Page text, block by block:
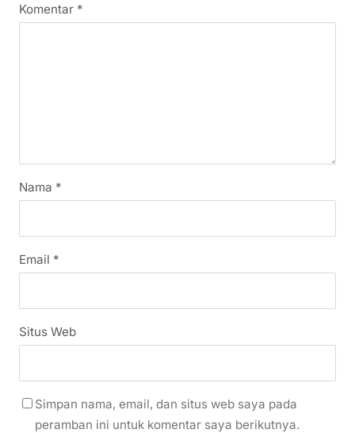
Komentar *
Nama *
Email *
Situs Web
Simpan nama, email, dan situs web saya pada
peramban ini untuk komentar saya berikutnya.